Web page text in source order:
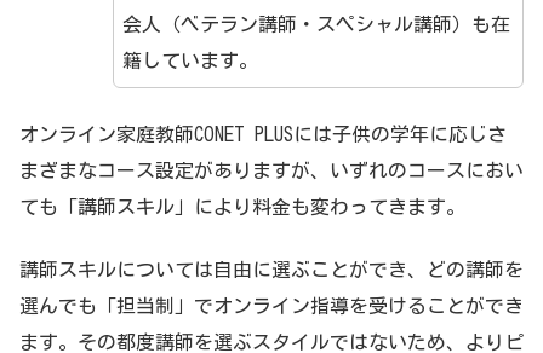
会人（ベテラン講師・スペシャル講師）も在
籍しています。
オンライン家庭教師CONET PLUSには子供の学年に応じさ
まざまなコース設定がありますが、いずれのコースにおい
ても「講師スキル」により料金も変わってきます。
講師スキルについては自由に選ぶことができ、どの講師を
選んでも「担当制」でオンライン指導を受けることができ
ます。その都度講師を選ぶスタイルではないため、よりピ